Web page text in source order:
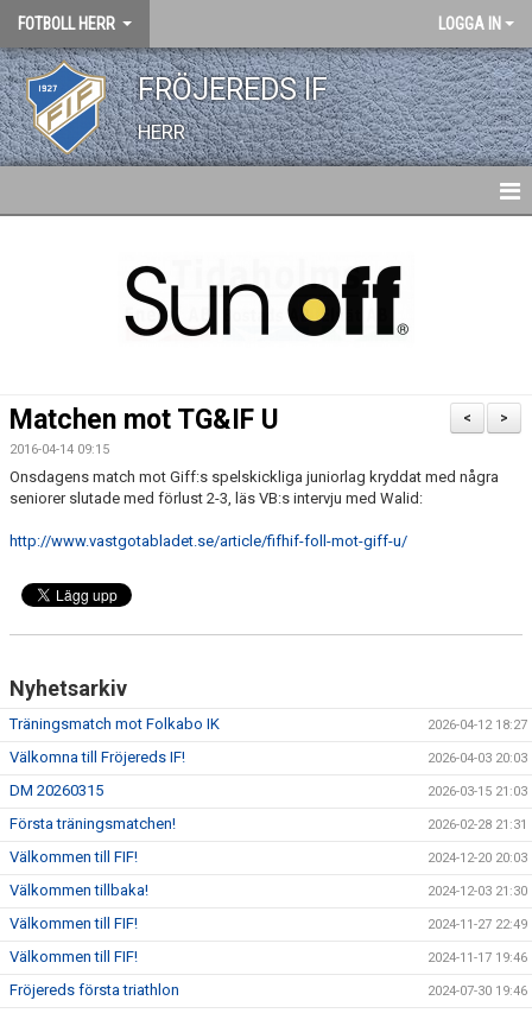
FOTBOLL HERR LOGGA IN
FRÖJEREDS IF
HERR
BILDGALLERI
DOKUMENT
MARATONTABELL MÅL
MARATONTABELL MATCHER
MATCHER
TABELL & RESULTAT A
TABELL & RESULTAT U
>
<
Matchen mot TG&IF U
2016-04-14 09:15
Onsdagens match mot Giff:s spelskickliga juniorlag kryddat med några
seniorer slutade med förlust 2-3, läs VB:s intervju med Walid:
http://www.vastgotabladet.se/article/fifhif-foll-mot-giff-u/
Nyhetsarkiv
Träningsmatch mot Folkabo IK 2026-04-12 18:27
Välkomna till Fröjereds IF! 2026-04-03 20:03
DM 20260315 2026-03-15 21:03
Första träningsmatchen! 2026-02-28 21:31
Välkommen till FIF! 2024-12-20 20:03
Välkommen tillbaka! 2024-12-03 21:30
Välkommen till FIF! 2024-11-27 22:49
Välkommen till FIF! 2024-11-17 19:46
Fröjereds första triathlon 2024-07-30 19:46